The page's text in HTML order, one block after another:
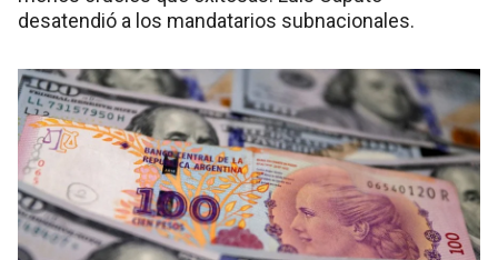
desatendió a los mandatarios subnacionales.